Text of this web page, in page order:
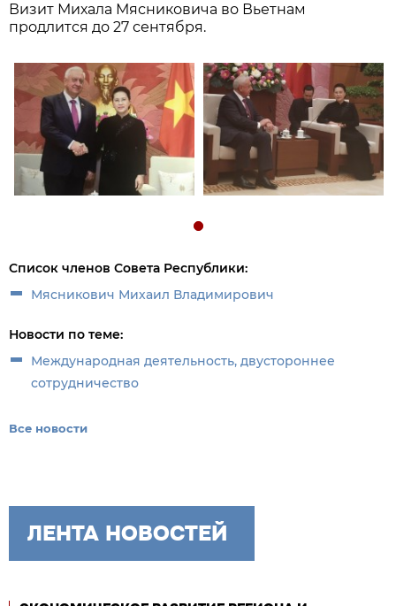
Визит Михала Мясниковича во Вьетнам
продлится до 27 сентября.
Список членов Совета Республики:
Мясникович Михаил Владимирович
Новости по теме:
Международная деятельность, двустороннее
сотрудничество
Все новости
ЛЕНТА НОВОСТЕЙ